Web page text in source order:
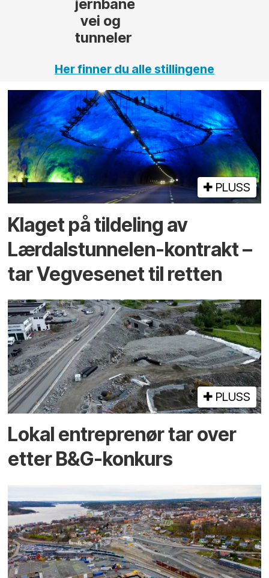
Her finner du alle stillingene
PLUSS
Klaget på tildeling av
Lærdalstunnelen-kontrakt –
tar Vegvesenet til retten
PLUSS
Lokal entreprenør tar over
etter B&G-konkurs